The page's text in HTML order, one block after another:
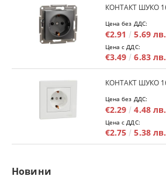
Цена без ДДС:
€2.91 5.69 лв.
Цена с ДДС:
€3.49 6.83 лв.
Цена без ДДС:
€2.29 4.48 лв.
Цена с ДДС:
€2.75 5.38 лв.
Новини